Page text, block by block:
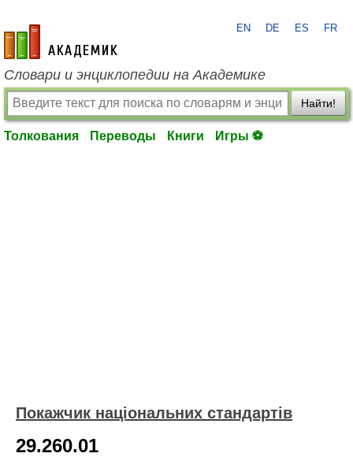
academic.ru
EN DE ES FR
Словари и энциклопедии на Академике
Найти!
Толкования Переводы Книги Игры ⚽
Покажчик національних стандартів
29.260.01